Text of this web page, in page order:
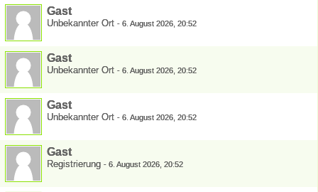
Gast
Unbekannter Ort - 6. August 2026, 20:52
Gast
Unbekannter Ort - 6. August 2026, 20:52
Gast
Unbekannter Ort - 6. August 2026, 20:52
Gast
Registrierung - 6. August 2026, 20:52